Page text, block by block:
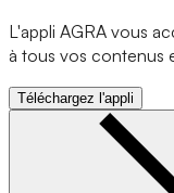
L'appli AGRA vous
à tous vos contenus
Téléchargez l'appli